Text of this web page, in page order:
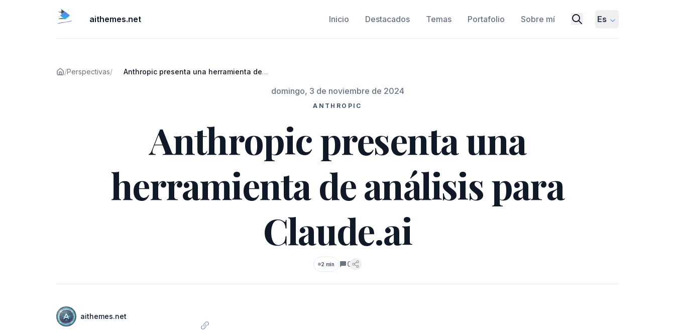
aithemes.net Inicio Destacados Temas Portafolio Sobre mí Es
/Perspectivas/
Anthropic presenta una herramienta de
domingo, 3 de noviembre de 2024
ANTHROPIC
Anthropic presenta una
herramienta de análisis para
Claude.ai
2 min 0
Comentarios
AutoresNombre
aithemes.net